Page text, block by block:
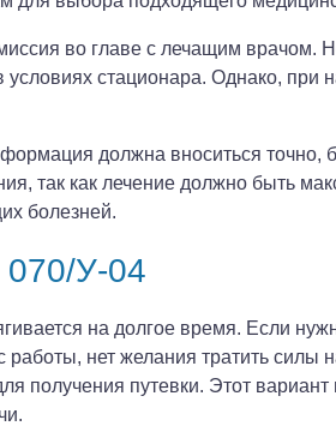
во главе с лечащим врачом.
условиях стационара. Однако, при
должна вноситься точно,
так как лечение должно быть
болезней.
У-04
на долгое время. Если
работы, нет желания тратить силы
получения путевки. Этот